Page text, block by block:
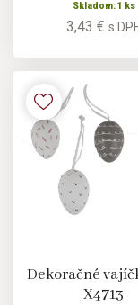
Skladom: 1 ks
3,43 € s
Dekoračné
X4713